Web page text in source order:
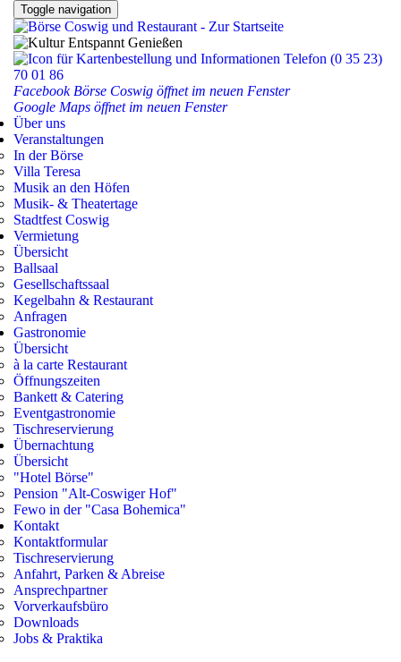
Toggle navigation
Facebook Börse Coswig öffnet im neuen Fenster
Google Maps öffnet im neuen Fenster
Über uns
Veranstaltungen
In der Börse
Villa Teresa
Musik an den Höfen
Musik- & Theatertage
Stadtfest Coswig
Vermietung
Übersicht
Ballsaal
Gesellschaftssaal
Kegelbahn & Restaurant
Anfragen
Gastronomie
Übersicht
à la carte Restaurant
Öffnungszeiten
Bankett & Catering
Eventgastronomie
Tischreservierung
Übernachtung
Übersicht
"Hotel Börse"
Pension "Alt-Coswiger Hof"
Fewo in der "Casa Bohemica"
Kontakt
Kontaktformular
Tischreservierung
Anfahrt, Parken & Abreise
Ansprechpartner
Vorverkaufsbüro
Downloads
Jobs & Praktika